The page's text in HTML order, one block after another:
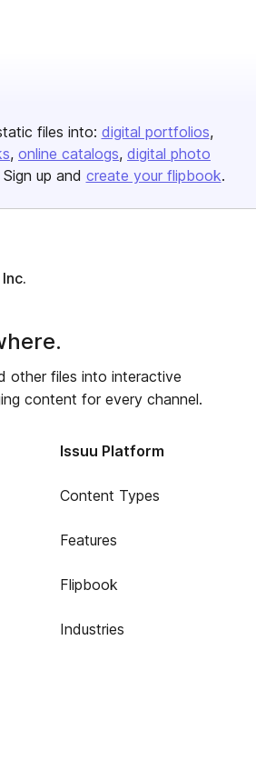
files into: digital portfolios
online catalogs digital photo
up and create your flipbook.
other files into interactive
content for every channel.
Issuu Platform
Content Types
Features
Flipbook
Industries